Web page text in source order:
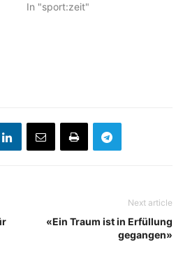
In "sport:zeit"
Next article
«Ein Traum ist in Erfüllung
gegangen»